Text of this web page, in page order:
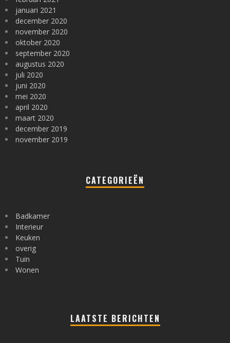
januari 2021
december 2020
november 2020
oktober 2020
september 2020
augustus 2020
juli 2020
juni 2020
mei 2020
april 2020
maart 2020
december 2019
november 2019
CATEGORIEËN
Badkamer
Interieur
Keuken
overig
Tuin
Wonen
LAATSTE BERICHTEN